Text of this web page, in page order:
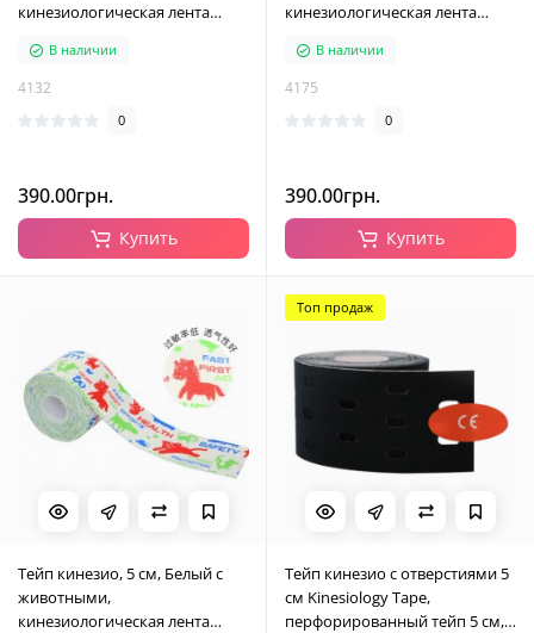
кинезиологическая лента
В наличии
4132
0
390.00грн.
Купить
кинезиологическая лента
бирюзовая
В наличии
4175
0
390.00грн.
Купить
Тейп кинезио, 5 см, Белый с
животными,
кинезиологическая лента
Топ продаж
Тейп кинезио с отверстиями 5
см Kinesiology Tape,
перфорированный тейп 5 см,